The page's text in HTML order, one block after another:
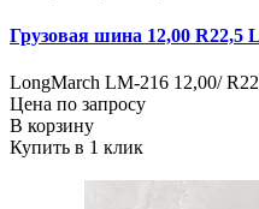
Грузовая шина 12,00 R22,5
LongMarch LM-216 12,00/
Цена по запросу
В корзину
Купить в 1 клик